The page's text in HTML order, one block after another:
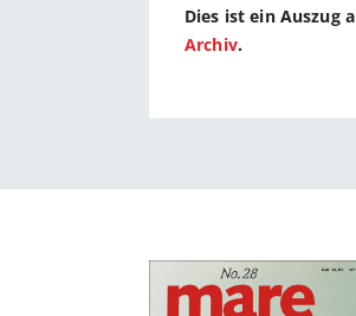
Dies ist ein Auszug
Archiv.